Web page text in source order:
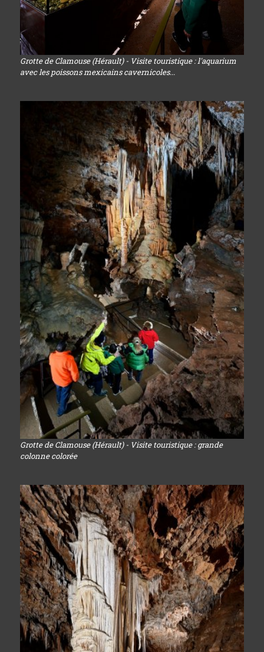
Grotte de Clamouse (Hérault) - Visite touristique : l'aquarium
avec les poissons mexicains cavernicoles...
Grotte de Clamouse (Hérault) - Visite touristique : grande
colonne colorée